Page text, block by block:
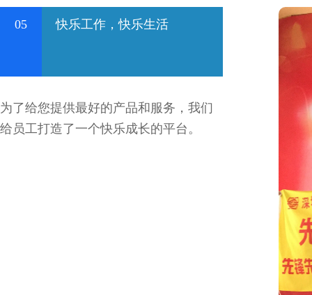
05 快乐工作，快乐生活
为了给您提供最好的产品和服务，我们
给员工打造了一个快乐成长的平台。